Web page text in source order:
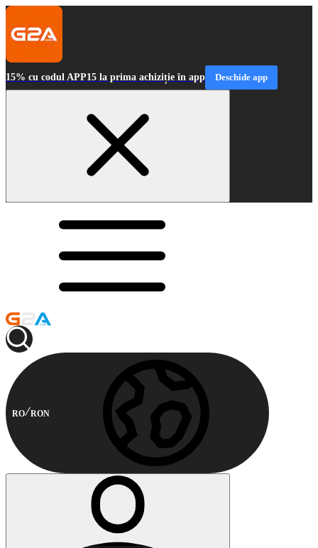
15% cu codul APP15 la prima achiziție în app Deschide app
RO RON